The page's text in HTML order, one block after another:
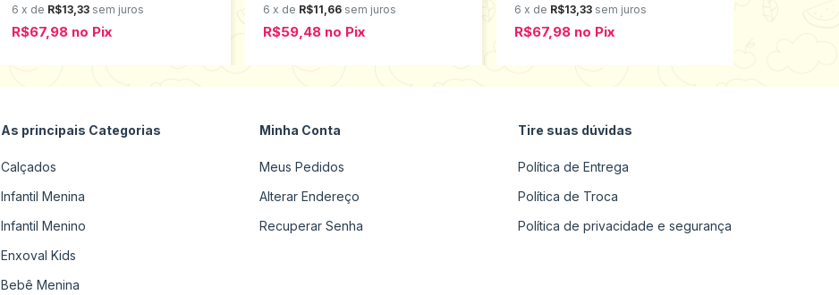
6 x de R$13,33 sem juros
R$67,98 no Pix
6 x de R$11,66 sem juros
R$59,48 no Pix
6 x de R$13,33 sem juros
R$67,98 no Pix
As principais Categorias
Calçados
Infantil Menina
Infantil Menino
Enxoval Kids
Bebê Menina
Minha Conta
Meus Pedidos
Alterar Endereço
Recuperar Senha
Tire suas dúvidas
Política de Entrega
Política de Troca
Política de privacidade e segurança